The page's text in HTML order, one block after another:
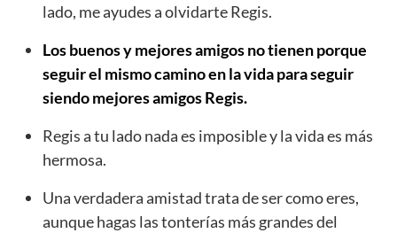
lado, me ayudes a olvidarte Regis.
Los buenos y mejores amigos no tienen porque
seguir el mismo camino en la vida para seguir
siendo mejores amigos Regis.
Regis a tu lado nada es imposible y la vida es más
hermosa.
Una verdadera amistad trata de ser como eres,
aunque hagas las tonterías más grandes del